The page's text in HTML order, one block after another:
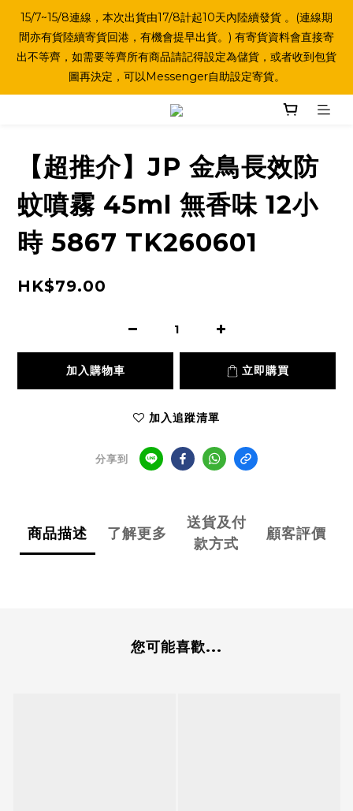
15/7~15/8連線，本次出貨由17/8計起10天內陸續發貨 。(連線期
間亦有貨陸續寄貨回港，有機會提早出貨。) 有寄貨資料會直接寄
出不等齊，如需要等齊所有商品請記得設定為儲貨，或者收到包貨
圖再決定，可以Messenger自助設定寄貨。
【超推介】JP 金鳥長效防
蚊噴霧 45ml 無香味 12小
時 5867 TK260601
HK$79.00
加入購物車 立即購買
加入追蹤清單
分享到
商品描述 了解更多
送貨及付
款方式
顧客評價
您可能喜歡...